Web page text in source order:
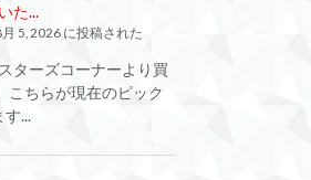
た...
5, 2026 に投稿された
ターズコーナーより買
こちらが現在のピック
...